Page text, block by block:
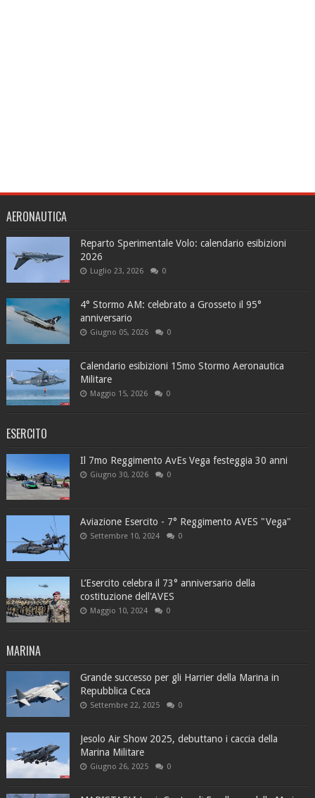
AERONAUTICA
Reparto Sperimentale Volo: calendario esibizioni
2026
Luglio 23, 2026 0
4° Stormo AM: celebrato a Grosseto il 95°
anniversario
Giugno 05, 2026 0
Calendario esibizioni 15mo Stormo Aeronautica
Militare
Maggio 15, 2026 0
ESERCITO
Il 7mo Reggimento AvEs Vega festeggia 30 anni
Giugno 30, 2026 0
Aviazione Esercito - 7° Reggimento AVES "Vega"
Settembre 10, 2024 0
L’Esercito celebra il 73° anniversario della
costituzione dell'AVES
Maggio 10, 2024 0
MARINA
Grande successo per gli Harrier della Marina in
Repubblica Ceca
Settembre 22, 2025 0
Jesolo Air Show 2025, debuttano i caccia della
Marina Militare
Giugno 26, 2025 0